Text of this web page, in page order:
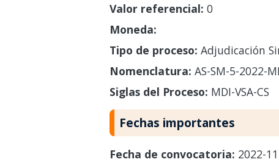
Valor referencial: 0
Moneda:
Tipo de proceso: Adjudicación
Nomenclatura: AS-SM-5-2022-
Siglas del Proceso: MDI-VSA-CS
Fechas importantes
Fecha de convocatoria: 2022-